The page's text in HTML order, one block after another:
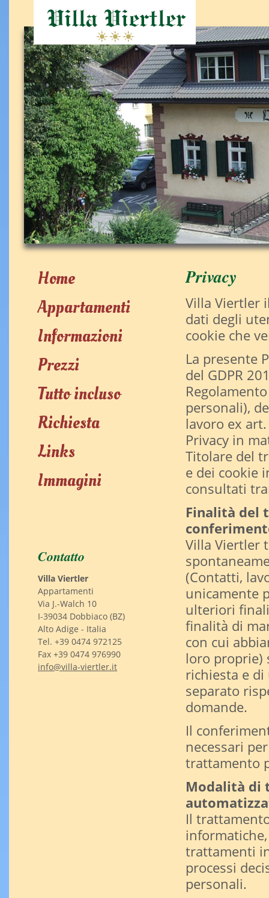
Home
Appartamenti
Informazioni
Prezzi
Tutto incluso
Richiesta
Links
Immagini
Contatto
Villa Viertler
Appartamenti
Via J.-Walch 10
I-39034 Dobbiaco (BZ)
Alto Adige - Italia
Tel. +39 0474 972125
Fax +39 0474 976990
info@villa-viertler.it
Privacy
Villa Viertler
dati degli
cookie che
La presente
del GDPR
personali),
lavoro ex
Privacy in
Titolare del
e dei cookie
consultati
Finalità del
Villa Viertler
(Contatti,
unicamente
ulteriori
finalità di
con cui
loro proprie)
richiesta e di
separato
domande.
Il
necessari
trattamento
Modalità di
Il
trattamenti
processi
personali.